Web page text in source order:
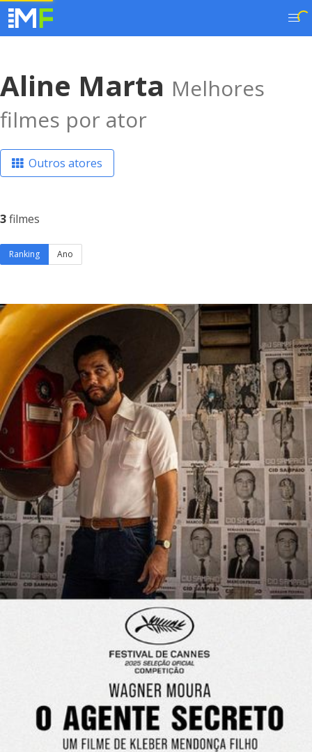
Aline Marta Melhores
filmes por ator
Outros atores
3filmes
Ranking Ano